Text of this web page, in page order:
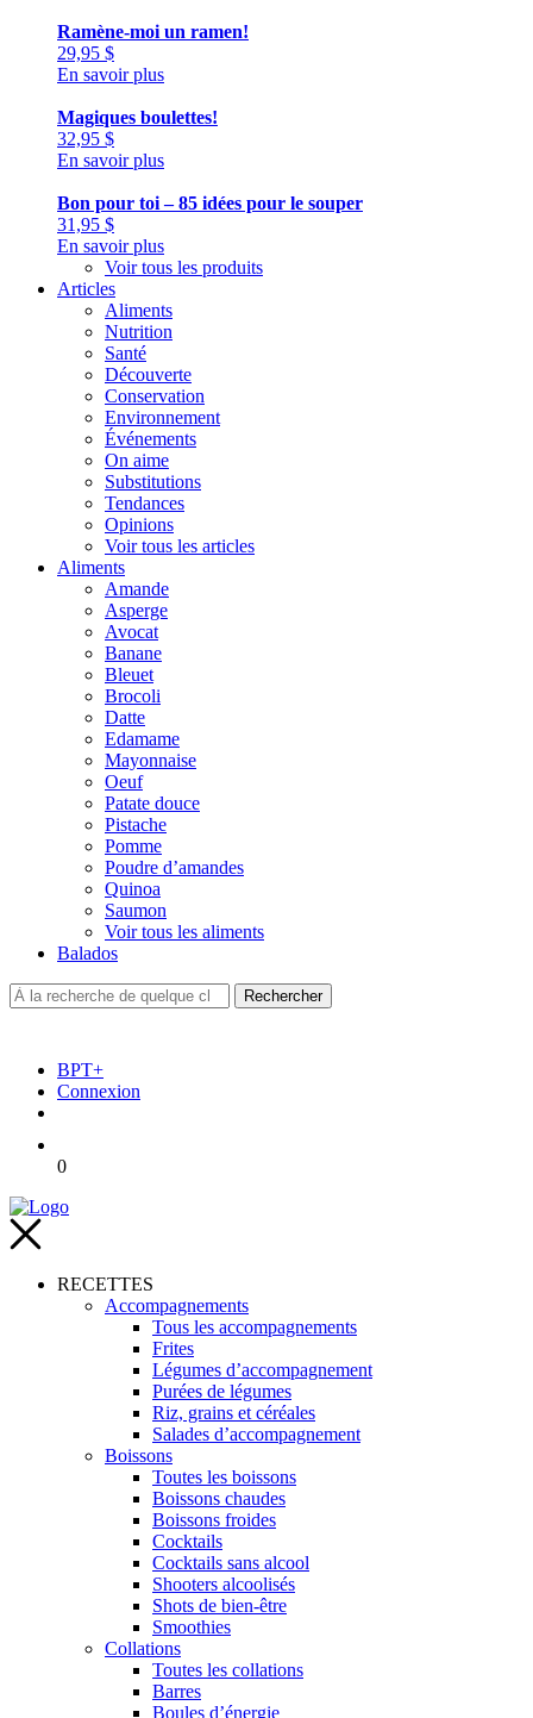
Ramène-moi un ramen!
29,95 $
En savoir plus
Magiques boulettes!
32,95 $
En savoir plus
Bon pour toi – 85 idées pour le souper
31,95 $
En savoir plus
Voir tous les produits
Articles
Aliments
Nutrition
Santé
Découverte
Conservation
Environnement
Événements
On aime
Substitutions
Tendances
Opinions
Voir tous les articles
Aliments
Amande
Asperge
Avocat
Banane
Bleuet
Brocoli
Datte
Edamame
Mayonnaise
Oeuf
Patate douce
Pistache
Pomme
Poudre d’amandes
Quinoa
Saumon
Voir tous les aliments
Balados
BPT+
Connexion
0
RECETTES
Accompagnements
Tous les accompagnements
Frites
Légumes d’accompagnement
Purées de légumes
Riz, grains et céréales
Salades d’accompagnement
Boissons
Toutes les boissons
Boissons chaudes
Boissons froides
Cocktails
Cocktails sans alcool
Shooters alcoolisés
Shots de bien-être
Smoothies
Collations
Toutes les collations
Barres
Boules d’énergie